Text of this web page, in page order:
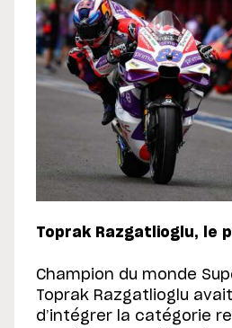
Toprak Razgatlioglu, le
Champion du monde
Toprak Razgatlioglu
d’intégrer la catégorie